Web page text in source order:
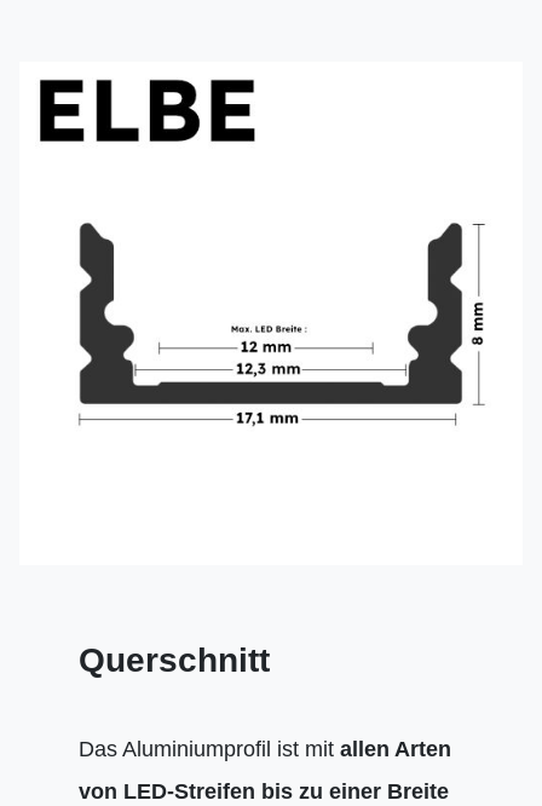
Querschnitt
Das Aluminiumprofil ist mit allen Arten
von LED-Streifen bis zu einer Breite